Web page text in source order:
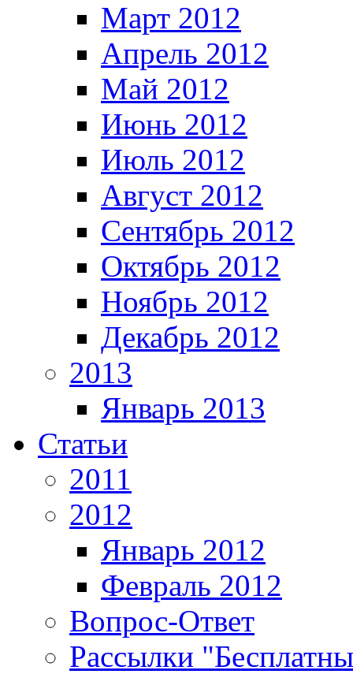
Март 2012
Апрель 2012
Май 2012
Июнь 2012
Июль 2012
Август 2012
Сентябрь 2012
Октябрь 2012
Ноябрь 2012
Декабрь 2012
2013
Январь 2013
Статьи
2011
2012
Январь 2012
Февраль 2012
Вопрос-Ответ
Рассылки